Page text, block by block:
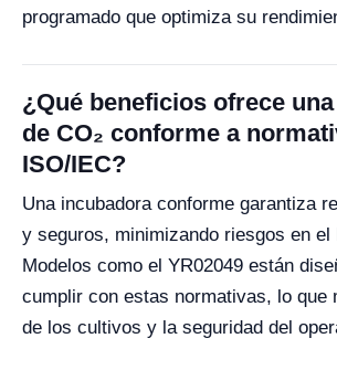
programado que optimiza su
¿Qué beneficios ofrece
de CO₂ conforme a
ISO/IEC?
Una incubadora conforme garantiza
y seguros, minimizando riesgos en el
Modelos como el YR02049 están
cumplir con estas normativas, lo que
de los cultivos y la seguridad del